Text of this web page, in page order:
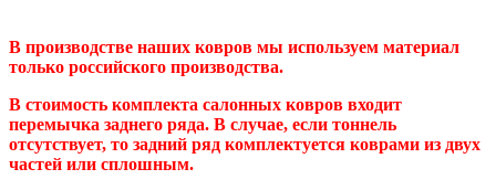
В производстве наших ковров мы используем материал
только российского производства.
В стоимость комплекта салонных ковров входит
перемычка заднего ряда. В случае, если тоннель
отсутствует, то задний ряд комплектуется коврами из двух
частей или сплошным.